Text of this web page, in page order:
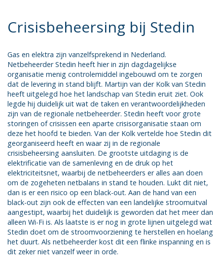
Crisisbeheersing bij Stedin
Gas en elektra zijn vanzelfsprekend in Nederland.
Netbeheerder Stedin heeft hier in zijn dagdagelijkse
organisatie menig controlemiddel ingebouwd om te zorgen
dat de levering in stand blijft. Martijn van der Kolk van Stedin
heeft uitgelegd hoe het landschap van Stedin eruit ziet. Ook
legde hij duidelijk uit wat de taken en verantwoordelijkheden
zijn van de regionale netbeheerder. Stedin heeft voor grote
storingen of crisissen een aparte crisisorganisatie staan om
deze het hoofd te bieden. Van der Kolk vertelde hoe Stedin dit
georganiseerd heeft en waar zij in de regionale
crisisbeheersing aansluiten. De grootste uitdaging is de
elektrificatie van de samenleving en de druk op het
elektriciteitsnet, waarbij de netbeheerders er alles aan doen
om de zogeheten netbalans in stand te houden. Lukt dit niet,
dan is er een risico op een black-out. Aan de hand van een
black-out zijn ook de effecten van een landelijke stroomuitval
aangestipt, waarbij het duidelijk is geworden dat het meer dan
alleen Wi-Fi is. Als laatste is er nog in grote lijnen uitgelegd wat
Stedin doet om de stroomvoorziening te herstellen en hoelang
het duurt. Als netbeheerder kost dit een flinke inspanning en is
dit zeker niet vanzelf weer in orde.